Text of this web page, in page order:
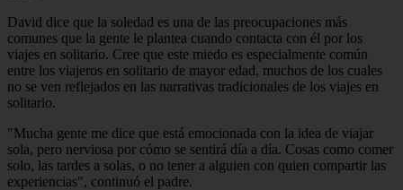
David dice que la soledad es una de las preocupaciones más
comunes que la gente le plantea cuando contacta con él por los
viajes en solitario. Cree que este miedo es especialmente común
entre los viajeros en solitario de mayor edad, muchos de los cuales
no se ven reflejados en las narrativas tradicionales de los viajes en
solitario.
"Mucha gente me dice que está emocionada con la idea de viajar
sola, pero nerviosa por cómo se sentirá día a día. Cosas como comer
solo, las tardes a solas, o no tener a alguien con quien compartir las
experiencias", continuó el padre.